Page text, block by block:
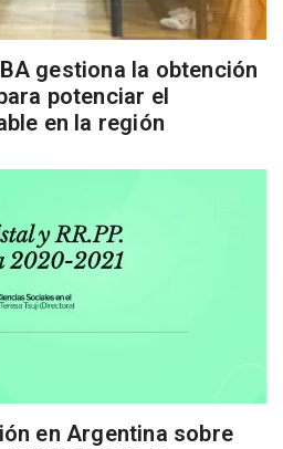
gestiona la obtención
potenciar el
en la región
en Argentina sobre